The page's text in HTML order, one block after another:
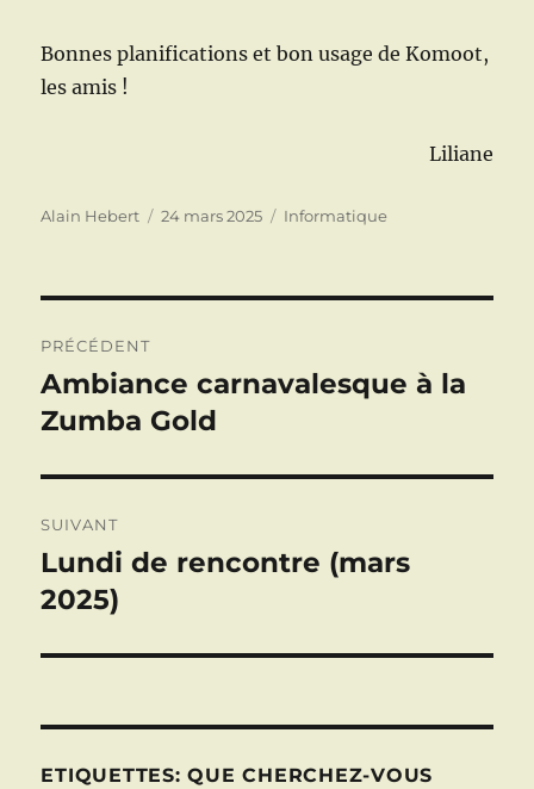
Bonnes planifications et bon usage de Komoot,
les amis !
Liliane
Auteur
Alain Hebert
Publié
24 mars 2025 Catégories
Informatique
de
l’article
PRÉCÉDENT
Publication
précédente :
Ambiance carnavalesque à la
Zumba Gold
SUIVANT
Publication
suivante :
Lundi de rencontre (mars
2025)
ETIQUETTES: QUE CHERCHEZ-VOUS